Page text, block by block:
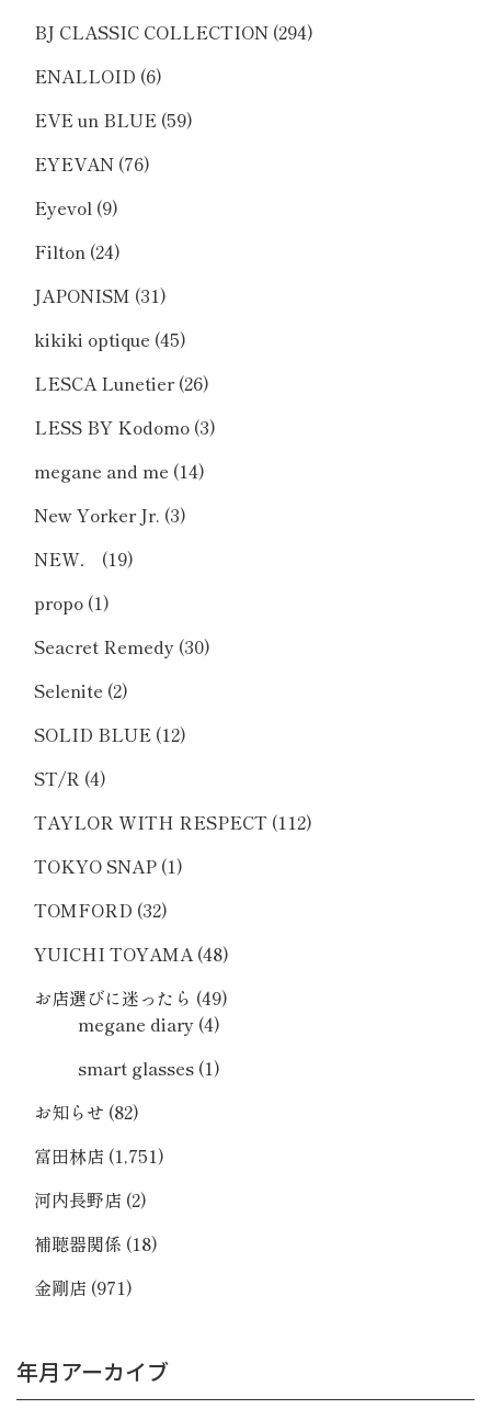
BJ CLASSIC COLLECTION (294)
ENALLOID (6)
EVE un BLUE (59)
EYEVAN (76)
Eyevol (9)
Filton (24)
JAPONISM (31)
kikiki optique (45)
LESCA Lunetier(26)
LESS BY Kodomo (3)
megane and me (14)
New Yorker Jr. (3)
NEW．
(19)
propo (1)
Seacret Remedy (30)
Selenite (2)
SOLID BLUE (12)
ST/R (4)
TAYLOR WITH RESPECT (112)
TOKYO SNAP (1)
TOMFORD (32)
YUICHI TOYAMA (48)
お店選びに迷ったら (49)
megane diary (4)
smart glasses (1)
お知らせ (82)
富田林店 (1,751)
河内長野店 (2)
補聴器関係 (18)
金剛店 (971)
年月アーカイブ